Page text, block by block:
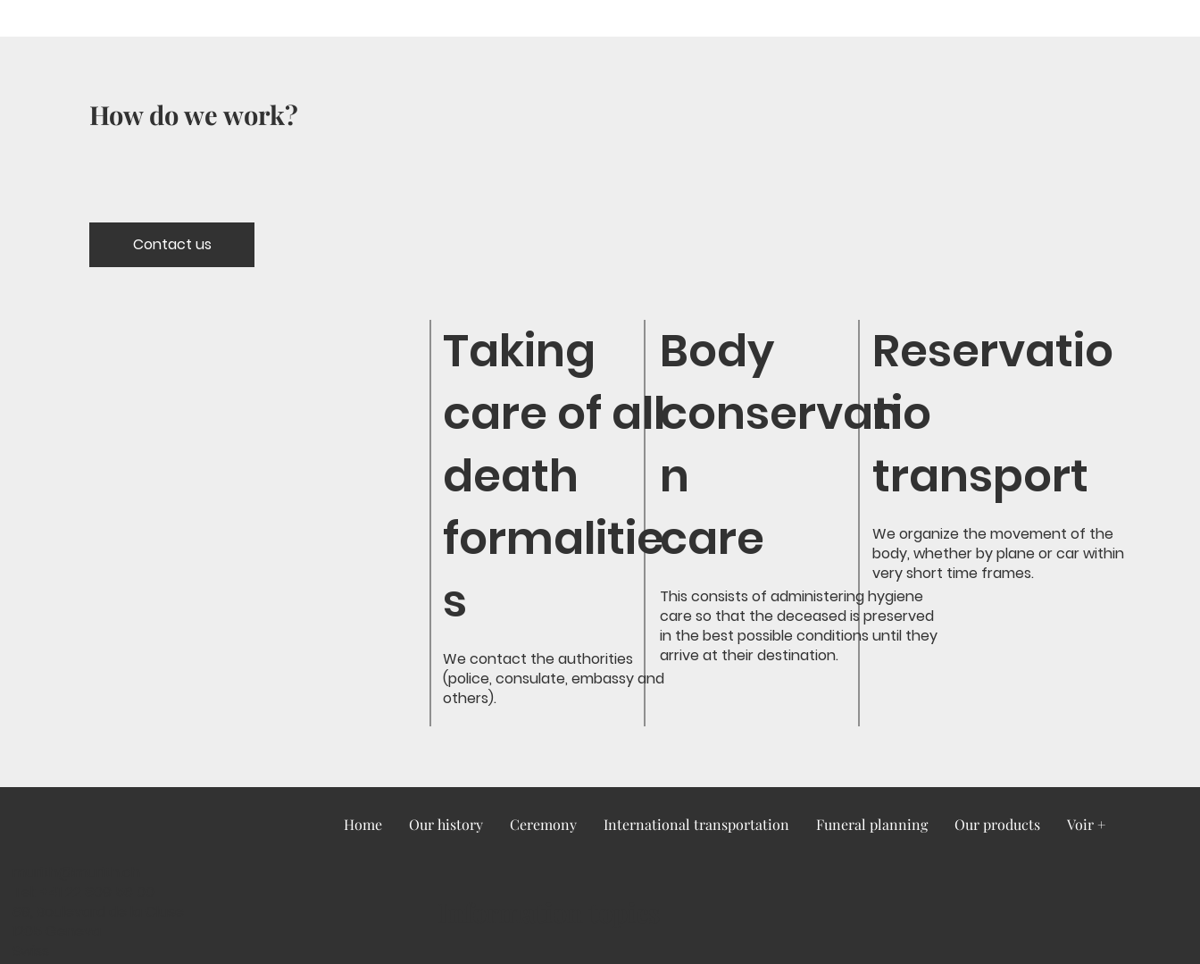
How do we work?
Contact us
Taking
care of all
death
formalitie
s
We contact the authorities
(police, consulate, embassy and
others).
Body
conservatio
n
care
This consists of administering hygiene
care so that the deceased is preserved
in the best possible conditions until they
arrive at their destination.
Reservatio
n
transport
We organize the movement of the
body, whether by plane or car within
very short time frames.
Home Our history Ceremony International transportation Funeral planning Our products Voir +